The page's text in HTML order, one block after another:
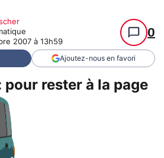
2007 à 13h59
0
Ajoutez-nous en favori
pour rester à la page